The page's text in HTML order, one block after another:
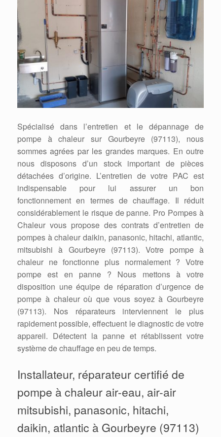
Spécialisé dans l’entretien et le dépannage de
pompe à chaleur sur Gourbeyre (97113), nous
sommes agrées par les grandes marques. En outre
nous disposons d’un stock important de pièces
détachées d’origine. L’entretien de votre PAC est
indispensable pour lui assurer un bon
fonctionnement en termes de chauffage. Il réduit
considérablement le risque de panne. Pro Pompes à
Chaleur vous propose des contrats d’entretien de
pompes à chaleur daikin, panasonic, hitachi, atlantic,
mitsubishi à Gourbeyre (97113). Votre pompe à
chaleur ne fonctionne plus normalement ? Votre
pompe est en panne ? Nous mettons à votre
disposition une équipe de réparation d’urgence de
pompe à chaleur où que vous soyez à Gourbeyre
(97113). Nos réparateurs interviennent le plus
rapidement possible, effectuent le diagnostic de votre
appareil. Détectent la panne et rétablissent votre
système de chauffage en peu de temps.
Installateur, réparateur certifié de
pompe à chaleur air-eau, air-air
mitsubishi, panasonic, hitachi,
daikin, atlantic à Gourbeyre (97113)